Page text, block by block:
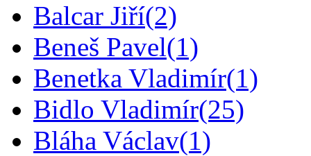
Balcar Jiří(2)
Beneš Pavel(1)
Benetka Vladimír(1)
Bidlo Vladimír(25)
Bláha Václav(1)